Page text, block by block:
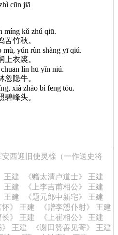
cūn jiā
míng kǔ zhú qiū.
苦竹秋。
mù, yún rùn shàng yī qiú.
上衣裘。
lín hū yǐn niú.
忽隐牛。
xià zhào bì fēng tóu.
碧峰头。
安西迎旧使灵榇（一作送史将
王建
《赠太清卢道士》 王建
王建
《上李吉甫相公》 王建
王建
《题元郎中新宅》 王建
怀》 王建
《赠李愬仆射》 王建
长》 王建
《上崔相公》 王建
》 王建
《谢田赞善见寄》 王建